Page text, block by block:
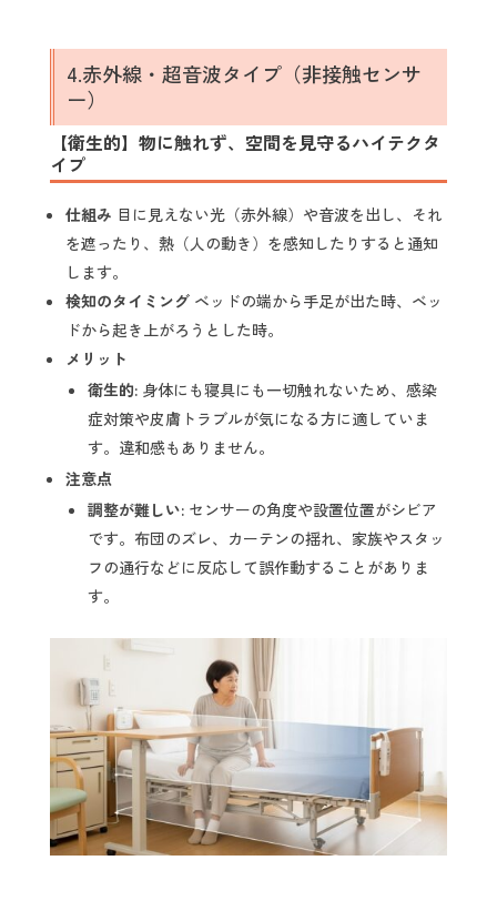
4.赤外線・超音波タイプ（非接触センサ
ー）
【衛生的】物に触れず、空間を見守るハイテクタ
イプ
仕組み 目に見えない光（赤外線）や音波を出し、それ
を遮ったり、熱（人の動き）を感知したりすると通知
します。
検知のタイミングベッドの端から手足が出た時、ベッ
ドから起き上がろうとした時。
メリット
衛生的:身体にも寝具にも一切触れないため、感染
症対策や皮膚トラブルが気になる方に適していま
す。違和感もありません。
注意点
調整が難しい:センサーの角度や設置位置がシビア
です。布団のズレ、カーテンの揺れ、家族やスタッ
フの通行などに反応して誤作動することがありま
す。